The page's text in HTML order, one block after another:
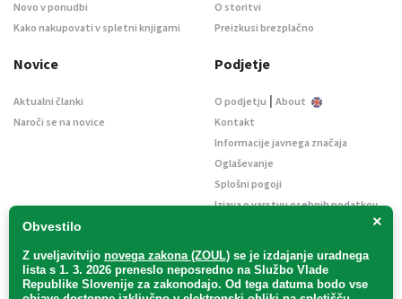
×
Obvestilo
Z uveljavitvijo novega zakona (ZOUL) se je izdajanje uradnega
lista s 1. 3. 2026 preneslo neposredno na Službo Vlade
Republike Slovenije za zakonodajo. Od tega datuma bodo vse
Novo v ponudbi
Kako nakupovati v spletni knjigarni
O storitvi
Preizkusi brezplačno
Novice
Aktualni članki
Naroči se na novice
Podjetje
O podjetju | About
Kontakt
Informacije javnega značaja
Oglaševanje
Splošni pogoji
Izjava o varstvu osebnih podatkov